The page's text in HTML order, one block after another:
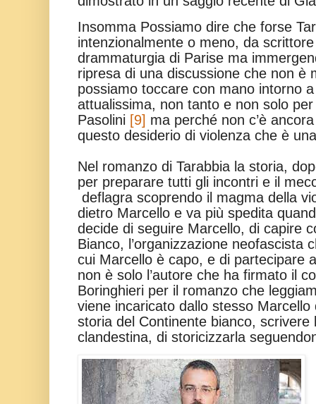
Insomma Possiamo dire che forse
intenzionalmente o meno, da
drammaturgia di Parise ma
ripresa di una discussione che non è
possiamo toccare con mano intorno
attualissima, non tanto e non solo per
Pasolini [9] ma perché non c’è
questo desiderio di violenza che è
Nel romanzo di Tarabbia la storia,
per preparare tutti gli incontri e il
deflagra scoprendo il magma della
dietro Marcello e va più spedita
decide di seguire Marcello, di capire
Bianco, l’organizzazione neofascista
cui Marcello è capo, e di partecipare
non è solo l’autore che ha firmato il
Boringhieri per il romanzo che
viene incaricato dallo stesso
storia del Continente bianco, scrivere
clandestina, di storicizzarla